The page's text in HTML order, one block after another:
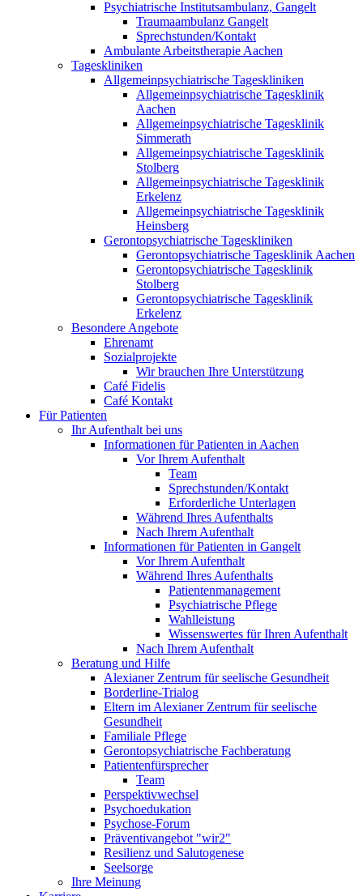
Psychiatrische Institutsambulanz, Gangelt
Traumaambulanz Gangelt
Sprechstunden/Kontakt
Ambulante Arbeitstherapie Aachen
Tageskliniken
Allgemeinpsychiatrische Tageskliniken
Allgemeinpsychiatrische Tagesklinik
Aachen
Allgemeinpsychiatrische Tagesklinik
Simmerath
Allgemeinpsychiatrische Tagesklinik
Stolberg
Allgemeinpsychiatrische Tagesklinik
Erkelenz
Allgemeinpsychiatrische Tagesklinik
Heinsberg
Gerontopsychiatrische Tageskliniken
Gerontopsychiatrische Tagesklinik Aachen
Gerontopsychiatrische Tagesklinik
Stolberg
Gerontopsychiatrische Tagesklinik
Erkelenz
Besondere Angebote
Ehrenamt
Sozialprojekte
Wir brauchen Ihre Unterstützung
Café Fidelis
Café Kontakt
Für Patienten
Ihr Aufenthalt bei uns
Informationen für Patienten in Aachen
Vor Ihrem Aufenthalt
Team
Sprechstunden/Kontakt
Erforderliche Unterlagen
Während Ihres Aufenthalts
Nach Ihrem Aufenthalt
Informationen für Patienten in Gangelt
Vor Ihrem Aufenthalt
Während Ihres Aufenthalts
Patientenmanagement
Psychiatrische Pflege
Wahlleistung
Wissenswertes für Ihren Aufenthalt
Nach Ihrem Aufenthalt
Beratung und Hilfe
Alexianer Zentrum für seelische Gesundheit
Borderline-Trialog
Eltern im Alexianer Zentrum für seelische
Gesundheit
Familiale Pflege
Gerontopsychiatrische Fachberatung
Patientenfürsprecher
Team
Perspektivwechsel
Psychoedukation
Psychose-Forum
Präventivangebot "wir2"
Resilienz und Salutogenese
Seelsorge
Ihre Meinung